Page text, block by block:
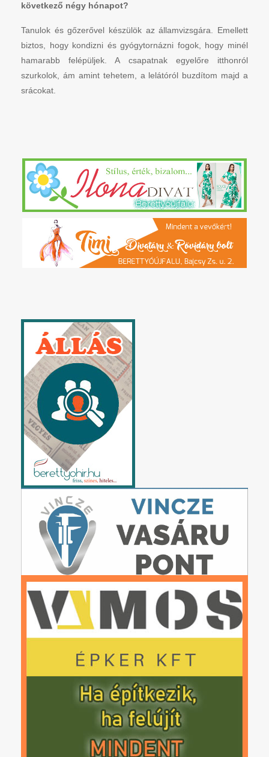
következő négy hónapot?
Tanulok és gőzerővel készülök az államvizsgára. Emellett
biztos, hogy kondizni és gyógytornázni fogok, hogy minél
hamarabb felépüljek. A csapatnak egyelőre itthonról
szurkolok, ám amint tehetem, a lelátóról buzdítom majd a
srácokat.